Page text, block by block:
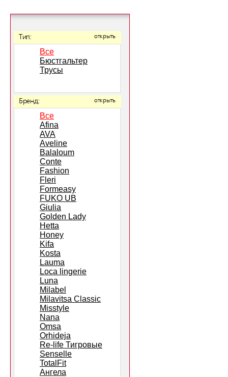
Тип: открыть
Все
Бюстгальтер
Трусы
Бренд: открыть
Все
Afina
AVA
Aveline
Balaloum
Conte
Fashion
Fleri
Formeasy
FUKO UB
Giulia
Golden Lady
Hetta
Honey
Kifa
Kosta
Lauma
Loca lingerie
Luna
Milabel
Milavitsa Classic
Misstyle
Nana
Omsa
Orhideja
Re-life Тигровые
Senselle
TotalFit
Ангела